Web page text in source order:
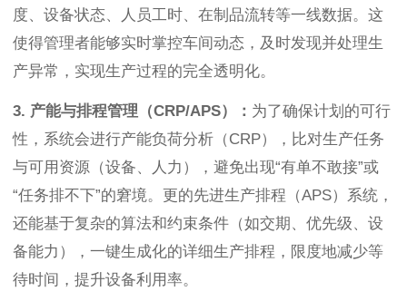
度、设备状态、人员工时、在制品流转等一线数据。这
使得管理者能够实时掌控车间动态，及时发现并处理生
产异常，实现生产过程的完全透明化。
3. 产能与排程管理（CRP/APS）： 为了确保计划的可行
性，系统会进行产能负荷分析（CRP），比对生产任务
与可用资源（设备、人力），避免出现“有单不敢接”或
“任务排不下”的窘境。更的先进生产排程（APS）系统，
还能基于复杂的算法和约束条件（如交期、优先级、设
备能力），一键生成化的详细生产排程，限度地减少等
待时间，提升设备利用率。